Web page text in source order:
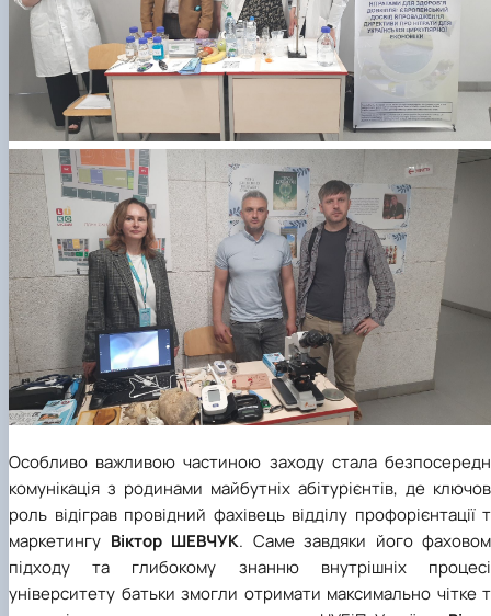
Особливо важливою частиною заходу стала
комунікація з родинами майбутніх абітурієнтів, де
роль відіграв провідний фахівець відділу профорієнтації
маркетингу Віктор ШЕВЧУК. Саме завдяки його
підходу та глибокому знанню внутрішніх
університету батьки змогли отримати максимально чітке